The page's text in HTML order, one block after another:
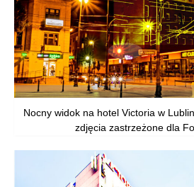
Nocny widok na hotel Victoria w
zdjęcia zastrzeżone dla